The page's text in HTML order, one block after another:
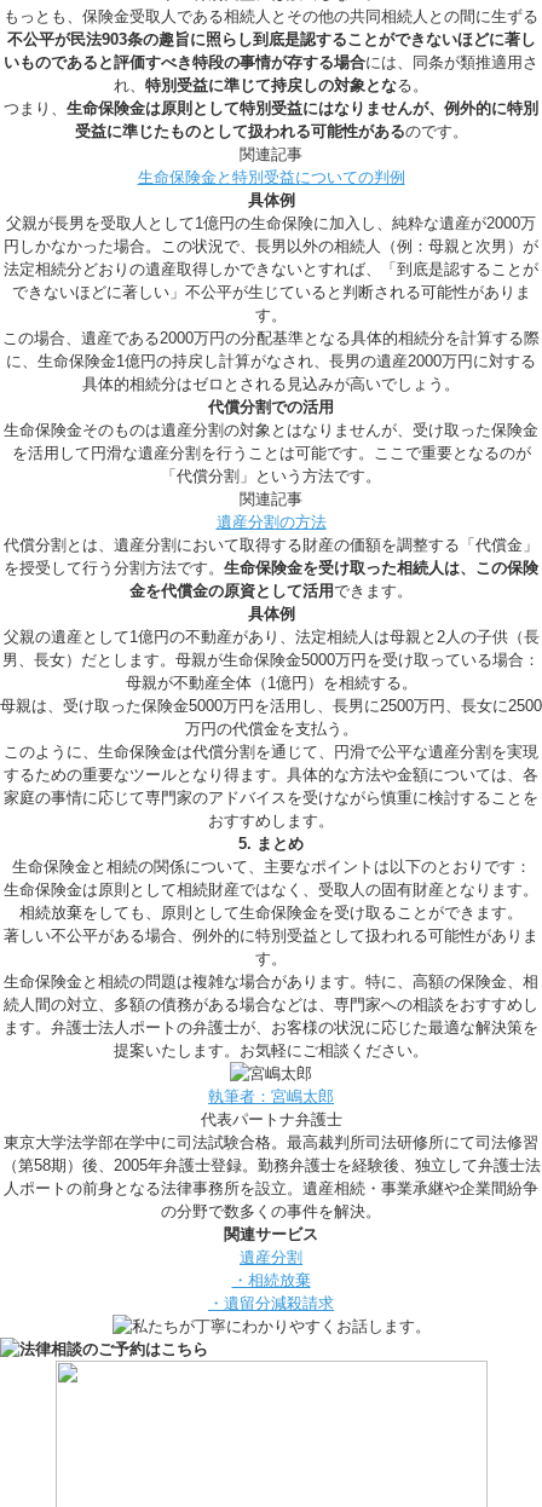
もっとも、保険金受取人である相続人とその他の共同相続人との間に生ずる
不公平が民法903条の趣旨に照らし到底是認することができないほどに著し
いものであると評価すべき特段の事情が存する場合には、同条が類推適用さ
れ、 特別受益に準じて持戻しの対象となる。
つまり、 生命保険金は原則として特別受益にはなりませんが、例外的に特別
受益に準じたものとして扱われる可能性があるのです。
関連記事
生命保険金と特別受益についての判例
具体例
父親が長男を受取人として1億円の生命保険に加入し、純粋な遺産が2000万
円しかなかった場合。この状況で、長男以外の相続人（例：母親と次男）が
法定相続分どおりの遺産取得しかできないとすれば、「到底是認することが
できないほどに著しい」不公平が生じていると判断される可能性がありま
す。
この場合、遺産である2000万円の分配基準となる具体的相続分を計算する際
に、生命保険金1億円の持戻し計算がなされ、長男の遺産2000万円に対する
具体的相続分はゼロとされる見込みが高いでしょう。
代償分割での活用
生命保険金そのものは遺産分割の対象とはなりませんが、受け取った保険金
を活用して円滑な遺産分割を行うことは可能です。ここで重要となるのが
「代償分割」という方法です。
関連記事
遺産分割の方法
代償分割とは、遺産分割において取得する財産の価額を調整する「代償金」
を授受して行う分割方法です。 生命保険金を受け取った相続人は、この保険
金を代償金の原資として活用できます。
具体例
父親の遺産として1億円の不動産があり、法定相続人は母親と2人の子供（長
男、長女）だとします。母親が生命保険金5000万円を受け取っている場合：
母親が不動産全体（1億円）を相続する。
母親は、受け取った保険金5000万円を活用し、長男に2500万円、長女に2500
万円の代償金を支払う。
このように、生命保険金は代償分割を通じて、円滑で公平な遺産分割を実現
するための重要なツールとなり得ます。具体的な方法や金額については、各
家庭の事情に応じて専門家のアドバイスを受けながら慎重に検討することを
おすすめします。
5. まとめ
生命保険金と相続の関係について、主要なポイントは以下のとおりです：
生命保険金は原則として相続財産ではなく、受取人の固有財産となります。
相続放棄をしても、原則として生命保険金を受け取ることができます。
著しい不公平がある場合、例外的に特別受益として扱われる可能性がありま
す。
生命保険金と相続の問題は複雑な場合があります。特に、高額の保険金、相
続人間の対立、多額の債務がある場合などは、専門家への相談をおすすめし
ます。弁護士法人ポートの弁護士が、お客様の状況に応じた最適な解決策を
提案いたします。お気軽にご相談ください。
執筆者：宮嶋太郎
代表パートナ弁護士
東京大学法学部在学中に司法試験合格。最高裁判所司法研修所にて司法修習
（第58期）後、2005年弁護士登録。勤務弁護士を経験後、独立して弁護士法
人ポートの前身となる法律事務所を設立。遺産相続・事業承継や企業間紛争
の分野で数多くの事件を解決。
関連サービス
遺産分割
・相続放棄
・遺留分減殺請求